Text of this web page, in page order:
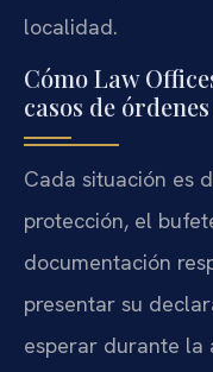
localidad.
Cómo Law
casos de
Cada situación es
protección, el
documentación
presentar su
esperar durante la